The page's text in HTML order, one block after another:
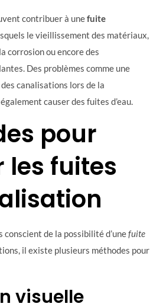
contribuer à unefuite
le vieillissement des matériaux,
corrosion ou encore des
Des problèmes comme une
canalisations lors de la
causer des fuites d’eau.
pour
les fuites
conscient de la possibilité d’unefuite
il existe plusieurs méthodes pour
visuelle